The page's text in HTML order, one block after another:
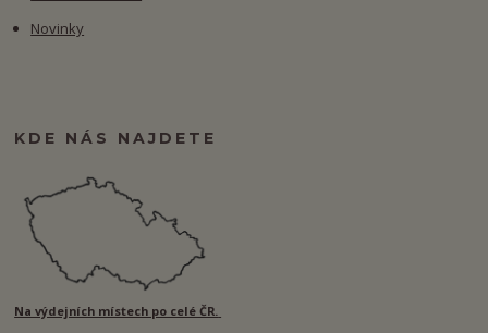
Novinky
KDE NÁS NAJDETE
Na výdejních místech po celé ČR.